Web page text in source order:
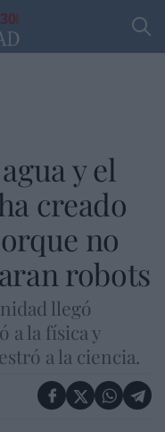
30
y el
creado
no
robots
llegó
a la física y
a la ciencia.